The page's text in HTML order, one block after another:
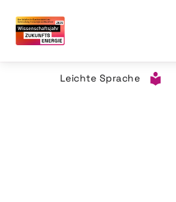
Leichte Sprache